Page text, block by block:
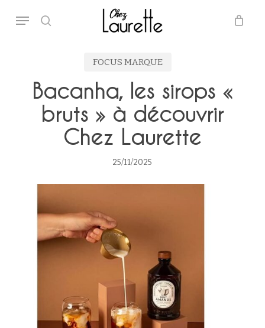
main
search
Menu
Panier Close
FOCUS MARQUE
Bacanha, les sirops «
bruts » à découvrir
Chez Laurette
25/11/2025